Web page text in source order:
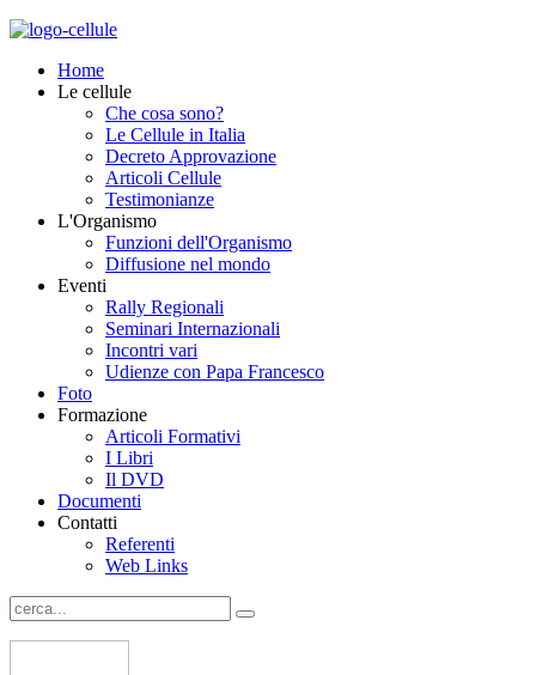
Home
Le cellule
Che cosa sono?
Le Cellule in Italia
Decreto Approvazione
Articoli Cellule
Testimonianze
L'Organismo
Funzioni dell'Organismo
Diffusione nel mondo
Eventi
Rally Regionali
Seminari Internazionali
Incontri vari
Udienze con Papa Francesco
Foto
Formazione
Articoli Formativi
I Libri
Il DVD
Documenti
Contatti
Referenti
Web Links